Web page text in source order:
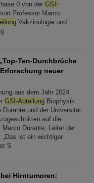
0 von der GSI-
Professor Marco
Vakzinologie und
Ten-Durchbrüche
neuer
aus dem Jahr 2024
GSI-Abteilung Biophysik
und der Universität
auf die
Durante, Leiter der
ist ein wichtiger
S
Hirntumoren: